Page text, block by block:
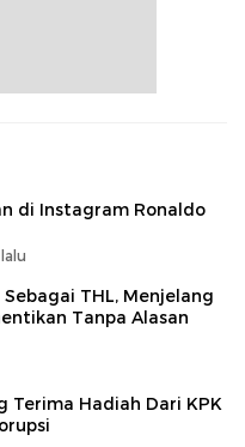
di Instagram Ronaldo
THL, Menjelang
Tanpa Alasan
Terima Hadiah Dari KPK